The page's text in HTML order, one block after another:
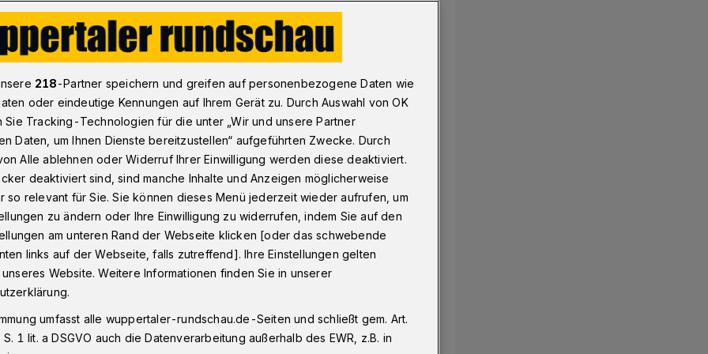
Wuppertal: „Babyboomer“ und die frühe Rente
und der
die repräsentative Studie „lidA – leben
Wuppertal wiederholt ältere
„Babyboomer“-Jahrgängen
arbeiten wollen und können.
218-Partner speichern und greifen auf personenbezogene Daten wie
oder eindeutige Kennungen auf Ihrem Gerät zu. Durch Auswahl von OK
Sie Tracking-Technologien für die unter „Wir und unsere Partner
Daten, um Ihnen Dienste bereitzustellen“ aufgeführten Zwecke. Durch
Alle ablehnen oder Widerruf Ihrer Einwilligung werden diese deaktiviert.
deaktiviert sind, sind manche Inhalte und Anzeigen möglicherweise
so relevant für Sie. Sie können dieses Menü jederzeit wieder aufrufen, um
zu ändern oder Ihre Einwilligung zu widerrufen, indem Sie auf den
am unteren Rand der Webseite klicken [oder das schwebende
links auf der Webseite, falls zutreffend]. Ihre Einstellungen gelten
Website. Weitere Informationen finden Sie in unserer
umfasst alle wuppertaler-rundschau.de-Seiten und schließt gem. Art.
1 lit. a DSGVO auch die Datenverarbeitung außerhalb des EWR, z.B. in